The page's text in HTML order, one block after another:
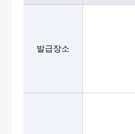
발급장소